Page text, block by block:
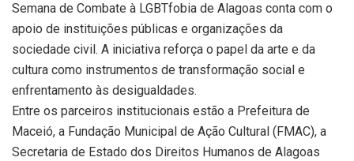
Semana de Combate à LGBTfobia de Alagoas conta com o
apoio de instituições públicas e organizações da
sociedade civil. A iniciativa reforça o papel da arte e da
cultura como instrumentos de transformação social e
enfrentamento às desigualdades.
Entre os parceiros institucionais estão a Prefeitura de
Maceió, a Fundação Municipal de Ação Cultural (FMAC), a
Secretaria de Estado dos Direitos Humanos de Alagoas